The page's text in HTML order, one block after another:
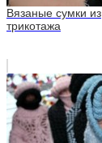
Вязаные сумки из
трикотажа